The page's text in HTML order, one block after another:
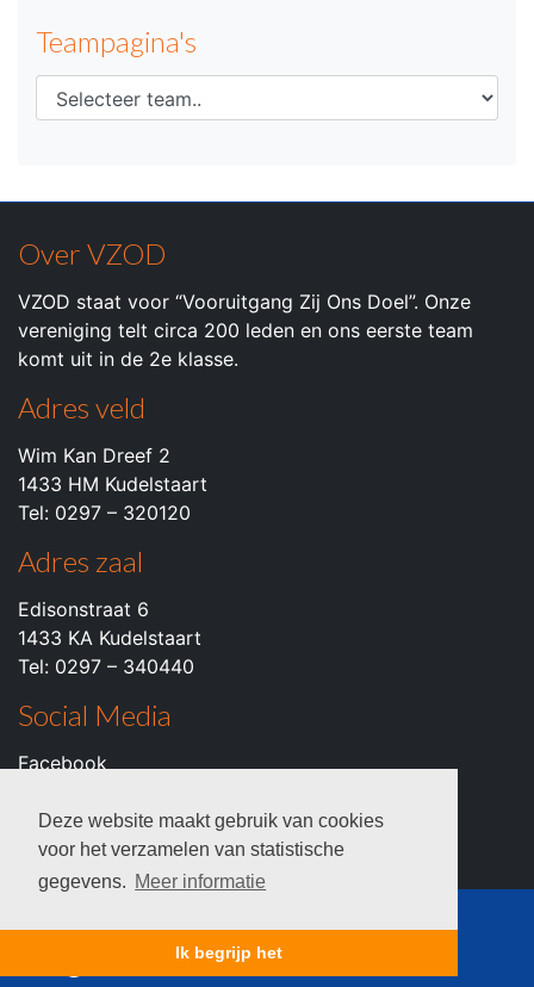
Deze website maakt gebruik van cookies
voor het verzamelen van statistische
gegevens. Meer informatie
Ik begrijp het
Teampagina's
Over VZOD
VZOD staat voor “Vooruitgang Zij Ons Doel”. Onze
vereniging telt circa 200 leden en ons eerste team
komt uit in de 2e klasse.
Adres veld
Wim Kan Dreef 2
1433 HM Kudelstaart
Tel: 0297 – 320120
Adres zaal
Edisonstraat 6
1433 KA Kudelstaart
Tel: 0297 – 340440
Social Media
Facebook
Youtube